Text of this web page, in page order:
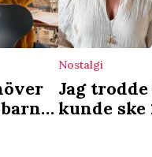
Nostalgi
Jag
kunde ske